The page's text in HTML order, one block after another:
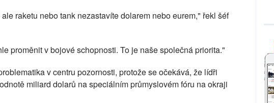
raketu nebo tank nezastavíte dolarem nebo eurem," řekl šéf
proměnit v bojové schopnosti. To je naše společná priorita."
v centru pozornosti, protože se očekává, že lídři
miliard dolarů na speciálním průmyslovém fóru na okraji